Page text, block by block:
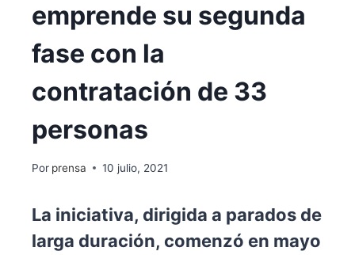
emprende su segunda
fase con la
contratación de 33
personas
Por prensa 10 julio, 2021
La iniciativa, dirigida a parados de
larga duración, comenzó en mayo